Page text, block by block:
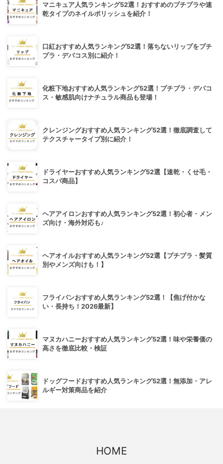
マニキュア人気ランキング52選！おすすめのプチプラや速
乾タイプのネイルポリッシュを紹介！
口紅おすすめ人気ランキング52選！落ちないリップをプチ
プラ・デパコス別に紹介！
化粧下地おすすめ人気ランキング52選！プチプラ・デパコ
ス・敏感肌向けナチュラル商品も登場！
クレンジングおすすめ人気ランキング52選！徹底調査して
テクスチャータイプ別に紹介！
ドライヤーおすすめ人気ランキング52選【速乾・くせ毛・
コスパ商品】
ヘアアイロンおすすめ人気ランキング52選！初心者・メン
ズ向け・海外対応も♪
ヘアオイルおすすめ人気ランキング52選【プチプラ・髪質
別やメンズ向けも！】
フライパンおすすめ人気ランキング52選！【焦げ付かな
い・長持ち！2026最新】
マヌカハニーおすすめ人気ランキング52選！味や栄養価の
高さを徹底比較・検証
ドッグフードおすすめ人気ランキング52選！無添加・アレ
ルギー対策商品を紹介
HOME